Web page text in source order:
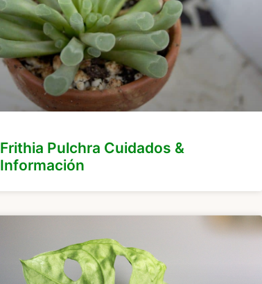
Frithia Pulchra Cuidados &
Información